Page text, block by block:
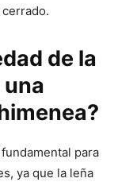
de la
para
ya que la leña